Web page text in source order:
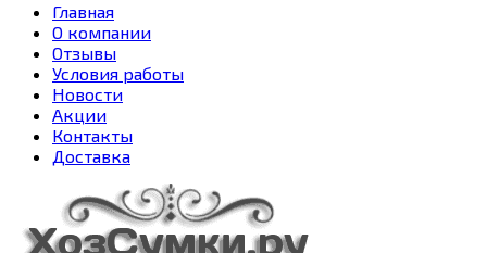
Главная
О компании
Отзывы
Условия работы
Новости
Акции
Контакты
Доставка